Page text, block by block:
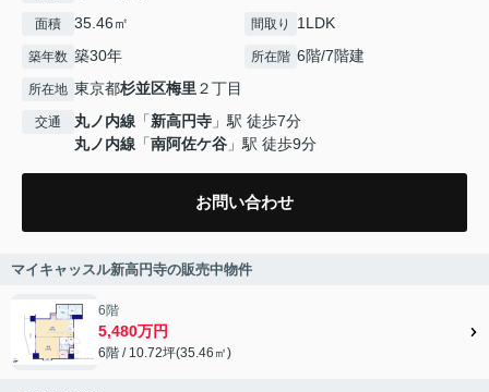
面積 35.46㎡ 間取り 1LDK
築年数 築30年 所在階 6階/7階建
所在地 東京都杉並区梅里 ２丁目
交通 丸ノ内線 「新高円寺 」駅 徒歩7分
丸ノ内線 「南阿佐ケ谷 」駅 徒歩9分
お問い合わせ
マイキャッスル新高円寺の販売中物件
6階
5,480万円
6階 / 10.72坪(35.46㎡)